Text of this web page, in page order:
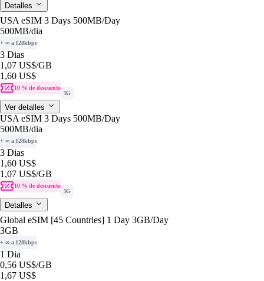
Detalles
USA eSIM 3 Days 500MB/Day
500MB/dia
+ ∞ a 128kbps
3 Dias
1,07 US$/GB
1,60 US$
10 % de descuento
5G
Ver detalles
USA eSIM 3 Days 500MB/Day
500MB/dia
+ ∞ a 128kbps
3 Dias
1,60 US$
1,07 US$/GB
10 % de descuento
5G
Detalles
Global eSIM [45 Countries] 1 Day 3GB/Day
3GB
+ ∞ a 128kbps
1 Dia
0,56 US$/GB
1,67 US$